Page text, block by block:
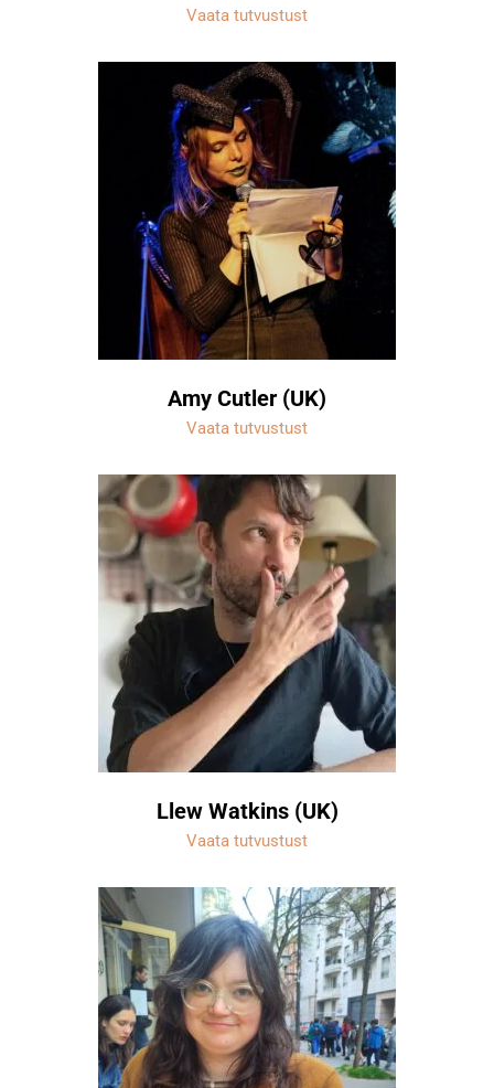
Vaata tutvustust
Amy Cutler (UK)
Vaata tutvustust
Llew Watkins (UK)
Vaata tutvustust